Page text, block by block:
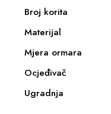
Broj korita
Materijal
Mjera ormara
Ocjeđivač
Ugradnja